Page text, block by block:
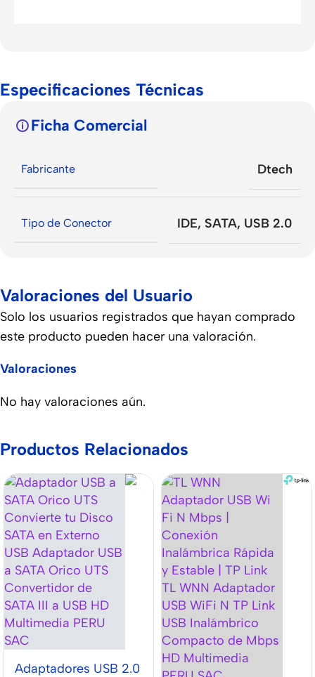
Especificaciones Técnicas
Ficha Comercial
Fabricante Dtech
Tipo de Conector IDE, SATA, USB 2.0
Valoraciones del Usuario
Valoraciones
No hay valoraciones aún.
Solo los usuarios registrados que hayan comprado
este producto pueden hacer una valoración.
Productos Relacionados
Adaptadores USB 2.0